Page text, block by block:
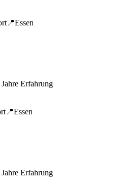
📍Essen
Jahre Erfahrung
📍Essen
Jahre Erfahrung